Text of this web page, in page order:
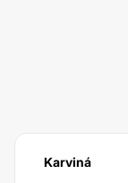
Karviná